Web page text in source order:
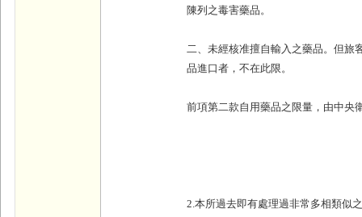
陳列之毒害藥品。
二、未經核准擅自輸入之藥品。但旅
品進口者，不在此限。
前項第二款自用藥品之限量，由中央
2.本所過去即有處理過非常多相類似